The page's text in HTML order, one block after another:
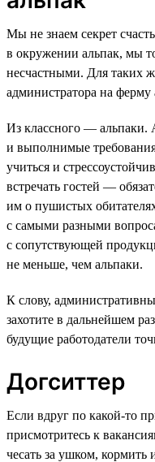
Мы не знаем секрет
в окружении альпак, мы
несчастными. Для таких
администратора на ферму
Из классного —
и выполнимые
учиться и
встречать гостей —
им о пушистых
с самыми разными
с сопутствующей
не меньше, чем альпаки.
К слову,
захотите в дальнейшем
будущие работодатели
Догситтер
Если вдруг по какой-то
присмотритесь к
чесать за ушком,